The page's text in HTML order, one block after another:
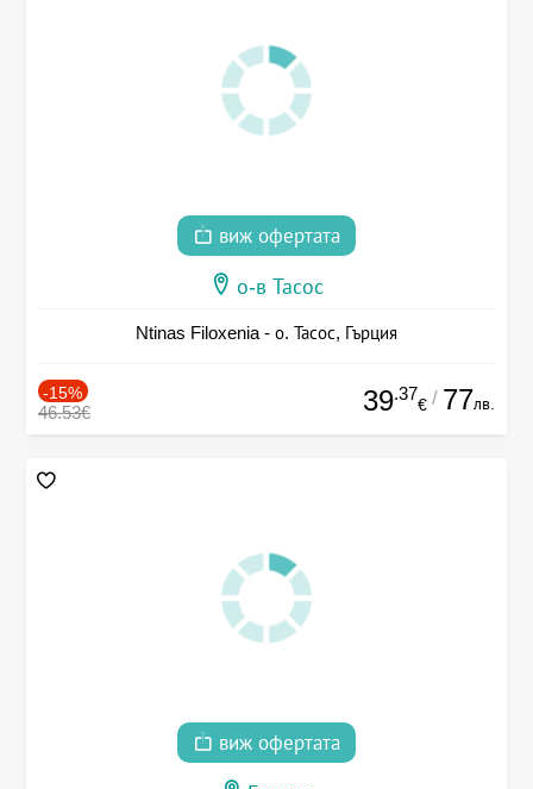
виж офертата
о-в Тасос
Ntinas Filoxenia - о. Тасос, Гърция
-15%
46.53€ 39.37
€ / 77лв.
виж офертата